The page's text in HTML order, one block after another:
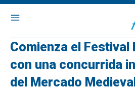
Comienza el Festival
con una concurrida
del Mercado